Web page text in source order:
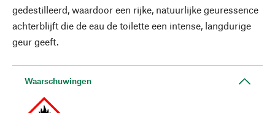
gedestilleerd, waardoor een rijke, natuurlijke geuressence
achterblijft die de eau de toilette een intense, langdurige
geur geeft.
Waarschuwingen